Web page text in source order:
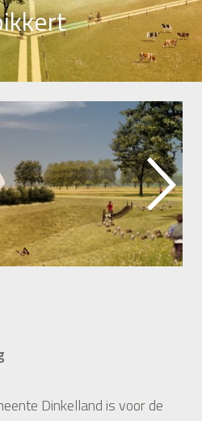
Dinkelland is voor de